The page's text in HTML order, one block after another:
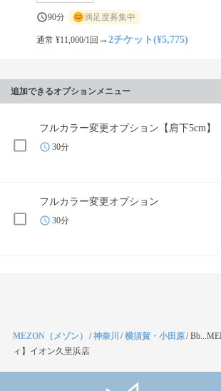
90分 満足度募集中
通常 ¥11,000/1回 →2チケット(¥5,775)
追加できるオプションメニュー
フルカラー変更オプション【肩下5cm】
30分
フルカラー変更オプション
30分
MEZON（メゾン） /神奈川 /横須賀・小田原/
ィ】イオン久里浜店